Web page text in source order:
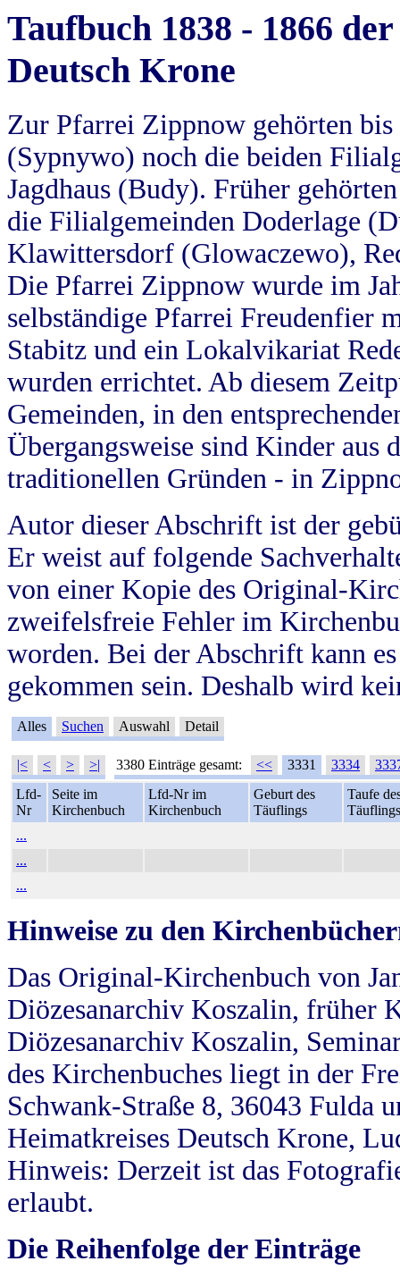
Taufbuch 1838 - 1866
Deutsch Krone
Zur Pfarrei Zippnow gehörten
(Sypnywo) noch die beiden
Jagdhaus (Budy). Früher
die Filialgemeinden Doderlage
Klawittersdorf (Glowaczewo),
Die Pfarrei Zippnow wurde im
selbständige Pfarrei Freudenfier
Stabitz und ein Lokalvikariat
wurden errichtet. Ab diesem
Gemeinden, in den
Übergangsweise sind Kinder aus
traditionellen Gründen - in
Autor dieser Abschrift ist der
Er weist auf folgende
von einer Kopie des Original-
zweifelsfreie Fehler im
worden. Bei der Abschrift kann
gekommen sein. Deshalb wird
Alles Suchen Auswahl Detail
|< < > >| 3380 Einträge gesamt: << 3331 3334
Lfd-
Nr
Seite im
Kirchenbuch
Lfd-Nr im
Kirchenbuch
Geburt des
Täuflings
Taufe
Täuflings
...
...
...
Hinweise zu den
Das Original-Kirchenbuch von
Diözesanarchiv Koszalin, früher
Diözesanarchiv Koszalin,
des Kirchenbuches liegt in der
Schwank-Straße 8, 36043 Fulda
Heimatkreises Deutsch Krone,
Hinweis: Derzeit ist das
erlaubt.
Die Reihenfolge der Einträge